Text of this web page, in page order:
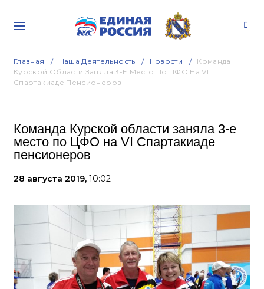
Главная Наша Деятельность Новости
Команда
Курской Области Заняла 3-Е Место По ЦФО На VI
Спартакиаде Пенсионеров
Команда Курской области заняла 3-е
место по ЦФО на VI Спартакиаде
пенсионеров
28 августа 2019, 10:02